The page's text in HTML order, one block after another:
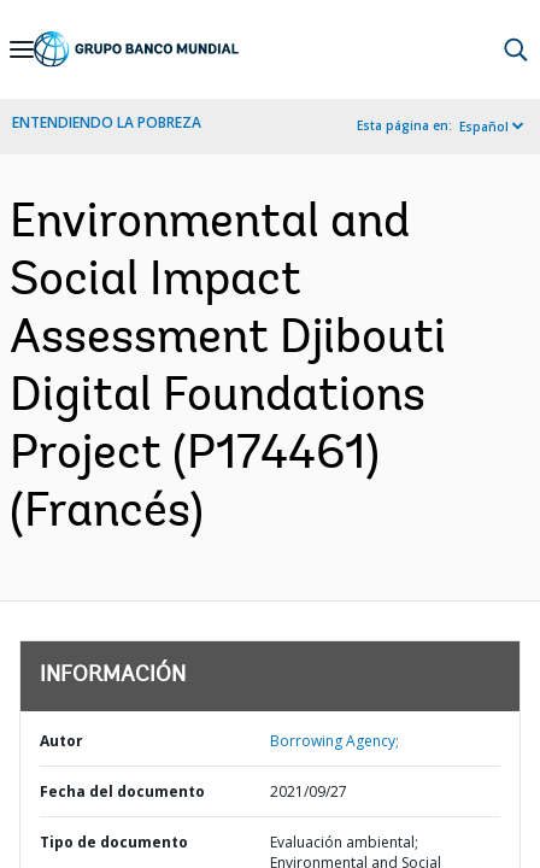
Skip
Navigation
ENTENDIENDO LA POBREZA Esta página en: Español
Environmental and
Social Impact
Assessment Djibouti
Digital Foundations
Project (P174461)
(Francés)
INFORMACIÓN
Autor Borrowing Agency;
Fecha del documento 2021/09/27
Tipo de documento
Evaluación ambiental;
Environmental and Social